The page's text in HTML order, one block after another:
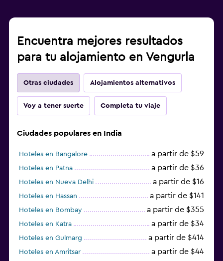
Encuentra mejores resultados
para tu alojamiento en Vengurla
Otras ciudades Alojamientos alternativos
Voy a tener suerte Completa tu viaje
Ciudades populares en India
Hoteles en Bangalore a partir de $59
Hoteles en Patna a partir de $36
Hoteles en Nueva Delhi a partir de $16
Hoteles en Hassan a partir de $141
Hoteles en Bombay a partir de $355
Hoteles en Katra a partir de $34
Hoteles en Gulmarg a partir de $414
Hoteles en Amritsar a partir de $44